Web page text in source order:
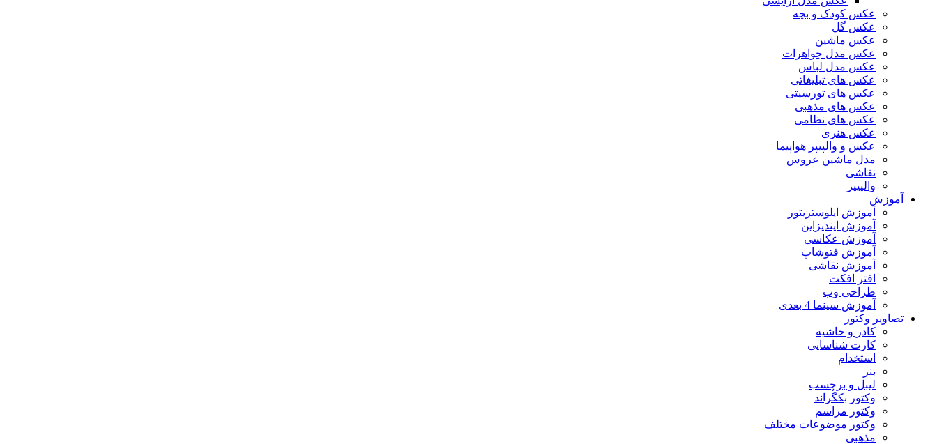
عکس کودک و بچه
عکس گل
عکس ماشین
عکس مدل جواهرات
عکس مدل لباس
عکس های تبلیغاتی
عکس های تورسیتی
عکس های مذهبی
عکس های نظامی
عکس هنری
عکس و والپیپر هواپیما
مدل ماشین عروس
نقاشی
والپیپر
آموزش
آموزش ایلوستریتور
آموزش ایندیزاین
آموزش عکاسی
آموزش فتوشاپ
آموزش نقاشی
افتر افکت
طراحی وب
آموزش سینما 4 بعدی
تصاویر وکتور
کادر و حاشیه
کارت شناسایی
استخدام
بنر
لیبل و برچسب
وکتور بکگراند
وکتور مراسم
وکتور موضوعات مختلف
مذهبی